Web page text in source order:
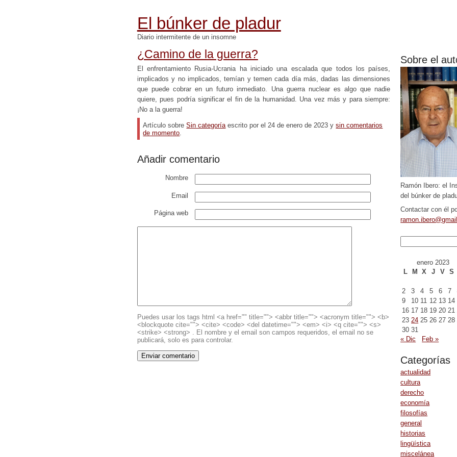
El búnker de pladur
Diario intermitente de un insomne
Sobre el
Ramón Ibero: el
del búnker de
Contactar con él
enero 2023
L
M X J V S
2
3 4 5 6 7
9
10 11 12 13 14
16 17 18 19 20 21
23 24 25 26 27 28
30 31
« Dic
Feb »
Categorías
actualidad
cultura
derecho
economía
filosofías
general
historias
lingüística
miscelánea
¿Camino de la guerra?
El enfrentamiento Rusia-Ucrania ha iniciado una escalada que todos los países,
implicados y no implicados, temían y temen cada día más, dadas las dimensiones
que puede cobrar en un futuro inmediato. Una guerra nuclear es algo que nadie
quiere, pues podría significar el fin de la humanidad. Una vez más y para siempre:
¡No a la guerra!
Artículo sobreSin categoría escrito por el 24 de enero de 2023 ysin comentarios
de momento
Añadir comentario
Nombre
Email
Página web
Puedes usar los tags html <a href="" title=""> <abbr title=""> <acronym title=""> <b>
<blockquote cite=""> <cite> <code> <del datetime=""> <em> <i> <q cite=""> <s>
<strike> <strong> . El nombre y el email son campos requeridos, el email no se
publicará, solo es para controlar.